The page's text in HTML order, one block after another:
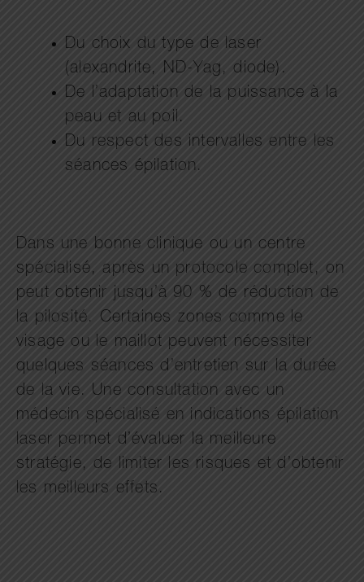
Du choix du type de laser
(alexandrite, ND-Yag, diode).
De l’adaptation de la puissance à la
peau et au poil.
Du respect des intervalles entre les
séances épilation.
Dans une bonne clinique ou un centre
spécialisé, après un protocole complet, on
peut obtenir jusqu’à 90 % de réduction de
la pilosité. Certaines zones comme le
visage ou le maillot peuvent nécessiter
quelques séances d’entretien sur la durée
de la vie. Une consultation avec un
médecin spécialisé en indications épilation
laser permet d’évaluer la meilleure
stratégie, de limiter les risques et d’obtenir
les meilleurs effets.